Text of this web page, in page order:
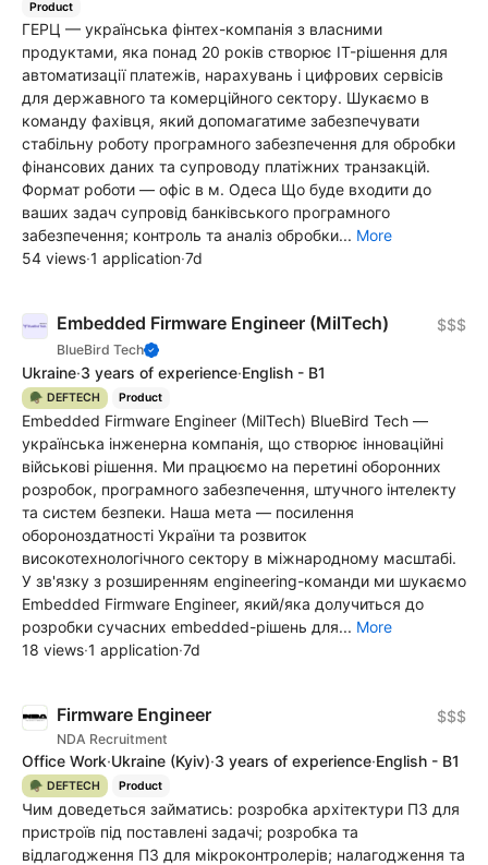
Product
ГЕРЦ — українська фінтех-компанія з власними
продуктами, яка понад 20 років створює IT-рішення для
автоматизації платежів, нарахувань і цифрових сервісів
для державного та комерційного сектору. Шукаємо в
команду фахівця, який допомагатиме забезпечувати
стабільну роботу програмного забезпечення для обробки
фінансових даних та супроводу платіжних транзакцій.
Формат роботи — офіс в м. Одеса Що буде входити до
ваших задач супровід банківського програмного
забезпечення; контроль та аналіз обробки... More
54 views·1 application·7d
Embedded Firmware Engineer (MilTech)
BlueBird Tech
$$$
Ukraine·3 years of experience·English - B1
🪖 DEFTECH Product
Embedded Firmware Engineer (MilTech) BlueBird Tech —
українська інженерна компанія, що створює інноваційні
військові рішення. Ми працюємо на перетині оборонних
розробок, програмного забезпечення, штучного інтелекту
та систем безпеки. Наша мета — посилення
обороноздатності України та розвиток
високотехнологічного сектору в міжнародному масштабі.
У зв'язку з розширенням engineering-команди ми шукаємо
Embedded Firmware Engineer, який/яка долучиться до
розробки сучасних embedded-рішень для... More
18 views·1 application·7d
Firmware Engineer
NDA Recruitment
$$$
Office Work·Ukraine (Kyiv)·3 years of experience·English - B1
🪖 DEFTECH Product
Чим доведеться займатись: розробка архітектури ПЗ для
пристроїв під поставлені задачі; розробка та
відлагодження ПЗ для мікроконтролерів; налагодження та